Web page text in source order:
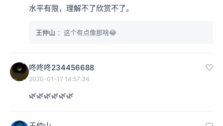
水平有限，理解不了欣赏不了。
王仲山 ：这个有点像那啥😂
咚咚咚234456688
2020-01-17 14:57:34
🌿🌿🌿🌿🌿🌿